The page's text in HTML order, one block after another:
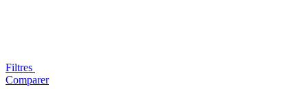
Filtres
Comparer